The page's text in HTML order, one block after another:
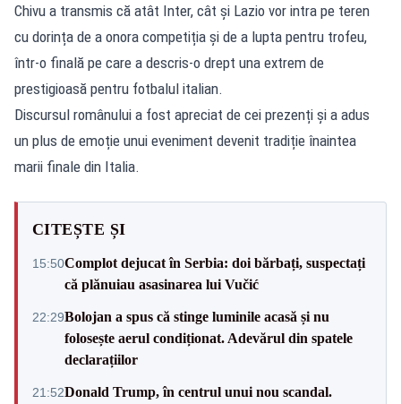
Chivu a transmis că atât Inter, cât și Lazio vor intra pe teren
cu dorința de a onora competiția și de a lupta pentru trofeu,
într-o finală pe care a descris-o drept una extrem de
prestigioasă pentru fotbalul italian.
Discursul românului a fost apreciat de cei prezenți și a adus
un plus de emoție unui eveniment devenit tradiție înaintea
marii finale din Italia.
CITEȘTE ȘI
15:50Complot dejucat în Serbia: doi bărbați, suspectați
că plănuiau asasinarea lui Vučić
22:29Bolojan a spus că stinge luminile acasă și nu
folosește aerul condiționat. Adevărul din spatele
declarațiilor
21:52Donald Trump, în centrul unui nou scandal.